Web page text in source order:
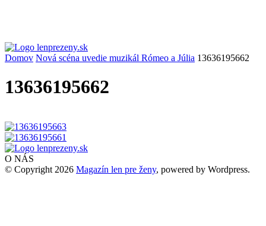
Domov Nová scéna uvedie muzikál Rómeo a Júlia 13636195662
13636195662
O NÁS
© Copyright 2026 Magazín len pre ženy, powered by Wordpress.